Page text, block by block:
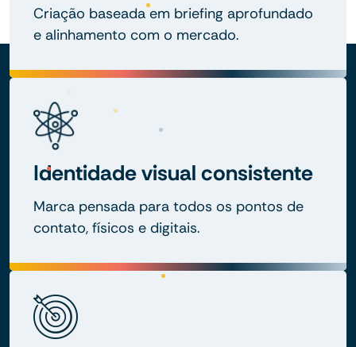
Criação baseada em briefing aprofundado
e alinhamento com o mercado.
Identidade visual consistente
Marca pensada para todos os pontos de
contato, físicos e digitais.